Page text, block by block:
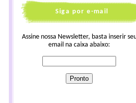
Siga por e-mail
Assine nossa Newsletter, basta inserir
email na caixa abaixo: